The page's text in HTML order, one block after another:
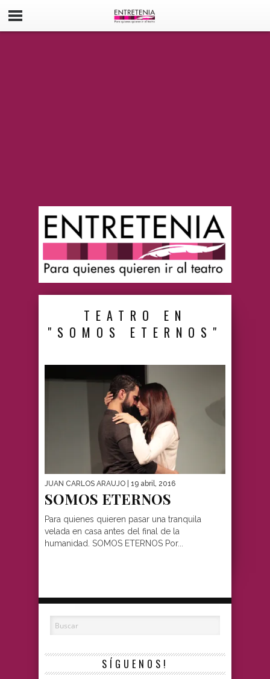
TEATRO EN
"SOMOS ETERNOS"
JUAN CARLOS ARAUJO | 19 abril, 2016
SOMOS ETERNOS
Para quienes quieren pasar una tranquila
velada en casa antes del final de la
humanidad. SOMOS ETERNOS Por...
SÍGUENOS!